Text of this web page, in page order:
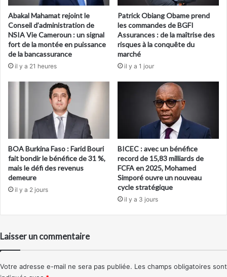
Abakal Mahamat rejoint le
Conseil d’administration de
NSIA Vie Cameroun : un signal
fort de la montée en puissance
de la bancassurance
il y a 21 heures
Patrick Obiang Obame prend
les commandes de BGFI
Assurances : de la maîtrise des
risques à la conquête du
marché
il y a 1 jour
BOA Burkina Faso : Farid Bouri
fait bondir le bénéfice de 31 %,
mais le défi des revenus
demeure
il y a 2 jours
BICEC : avec un bénéfice
record de 15,83 milliards de
FCFA en 2025, Mohamed
Simporé ouvre un nouveau
cycle stratégique
il y a 3 jours
Laisser un commentaire
Votre adresse e-mail ne sera pas publiée. Les champs obligatoires sont